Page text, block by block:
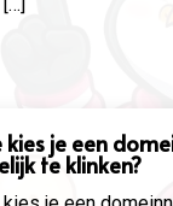
kies je een
te klinken?